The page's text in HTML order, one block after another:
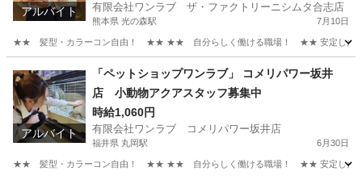
アルバイト 有限会社ワンラブ ザ・ファクトリーニシムタ合志店
熊本県 光の森駅 7月10日
★★ 髪型・カラーコン自由！ ★★ ★★ 自分らしく働ける職場！ ★★ 安定した会社で
光の森駅 その他 スタッフ
アルバイト
「ペットショップワンラブ」 コメリパワー坂井
店 小動物アクアスタッフ募集中
時給1,060円
有限会社ワンラブ コメリパワー坂井店
福井県 丸岡駅 6月30日
★★ 髪型・カラーコン自由！ ★★ ★★ 自分らしく働ける職場！ ★★ 安定した会社で